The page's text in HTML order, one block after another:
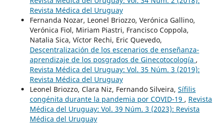
Revista Médica del Uruguay
Fernanda Nozar, Leonel Briozzo, Verónica Gallino,
Verónica Fiol, Miriam Piastri, Francisco Coppola,
Natalia Sica, Víctor Rechi, Eric Quevedo,
Descentralización de los escenarios de enseñanza-
aprendizaje de los posgrados de Ginecotocología ,
Revista Médica del Uruguay: Vol. 35 Núm. 3 (2019):
Revista Médica del Uruguay
Leonel Briozzo, Clara Niz, Fernando Silveira, Sífilis
congénita durante la pandemia por COVID-19 , Revista
Médica del Uruguay: Vol. 39 Núm. 3 (2023): Revista
Médica del Uruguay